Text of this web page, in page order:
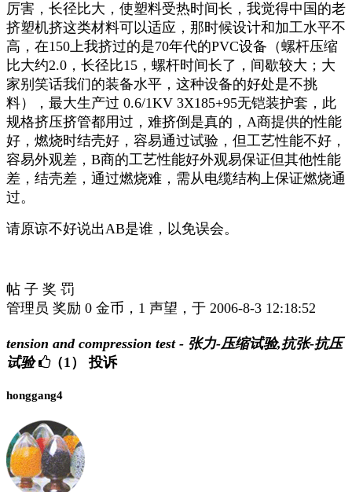
厉害，长径比大，使塑料受热时间长，我觉得中国的老
挤塑机挤这类材料可以适应，那时候设计和加工水平不
高，在150上我挤过的是70年代的PVC设备（螺杆压缩
比大约2.0，长径比15，螺杆时间长了，间歇较大；大
家别笑话我们的装备水平，这种设备的好处是不挑
料），最大生产过 0.6/1KV 3X185+95无铠装护套，此
规格挤压挤管都用过，难挤倒是真的，A商提供的性能
好，燃烧时结壳好，容易通过试验，但工艺性能不好，
容易外观差，B商的工艺性能好外观易保证但其他性能
差，结壳差，通过燃烧难，需从电缆结构上保证燃烧通
过。
请原谅不好说出AB是谁，以免误会。
帖 子 奖 罚
管理员 奖励 0 金币，1 声望，于 2006-8-3 12:18:52
tension and compression test - 张力-压缩试验,抗张-抗压
试验
（1） 投诉
honggang4